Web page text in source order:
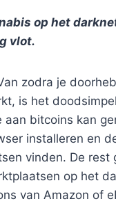
op het
vlot.
zodra je
is het
aan bitcoins kan
installeren en
vinden. De rest
op het
van Amazon of